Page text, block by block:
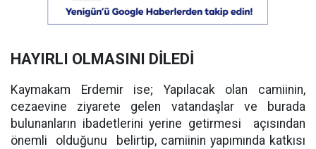
HAYIRLI OLMASINI DİLEDİ
Kaymakam Erdemir ise; Yapılacak olan camiinin,
cezaevine ziyarete gelen vatandaşlar ve burada
bulunanların ibadetlerini yerine getirmesi açısından
önemli olduğunu belirtip, camiinin yapımında katkısı